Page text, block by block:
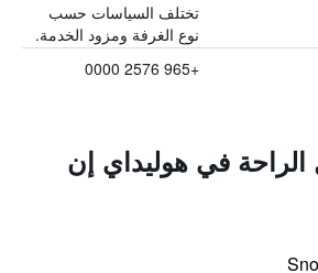
تختلف السياسات حسب
نوع الغرفة ومزود الخدمة.
+965 2576 0000
الراحة في هوليداي إن